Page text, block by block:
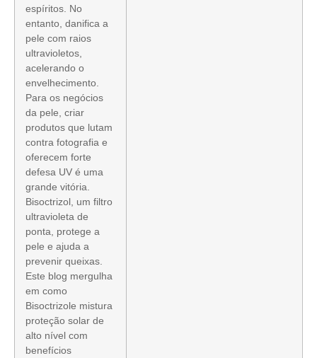
espíritos. No
entanto, danifica a
pele com raios
ultravioletos,
acelerando o
envelhecimento.
Para os negócios
da pele, criar
produtos que lutam
contra fotografia e
oferecem forte
defesa UV é uma
grande vitória.
Bisoctrizol, um filtro
ultravioleta de
ponta, protege a
pele e ajuda a
prevenir queixas.
Este blog mergulha
em como
Bisoctrizole mistura
proteção solar de
alto nível com
benefícios